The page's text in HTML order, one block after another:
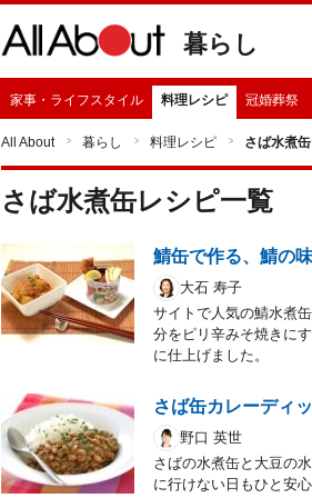
暮らし
家事・ライフスタイル 料理レシピ 冠婚葬祭
All About 暮らし 料理レシピ さば水煮
さば水煮缶レシピ一覧
鯖缶で作る、鯖の
大石 寿子
サイトで人気の鯖水煮
分をピリ辛みそ焼きに
に仕上げました。
さば缶カレーディ
野口 英世
さばの水煮缶と大豆の
に行けない日もひと安